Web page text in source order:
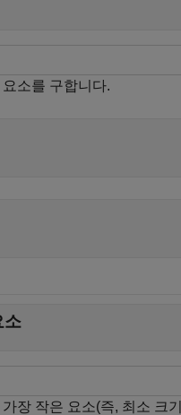
소를 구합니다.
소
장 작은 요소(즉, 최소 크